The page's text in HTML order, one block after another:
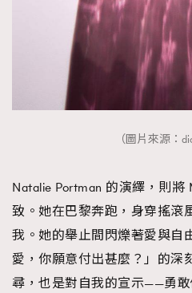
AFrenchMind
EmpowerF
（圖片來源：
Natalie Portman 的演繹，則將
致。她在巴黎奔跑，身穿搖滾
我。她的舉止間閃爍著愛與自
愛，你願意付出甚麼？」的深
尋，也是對自我的宣示——勇敢